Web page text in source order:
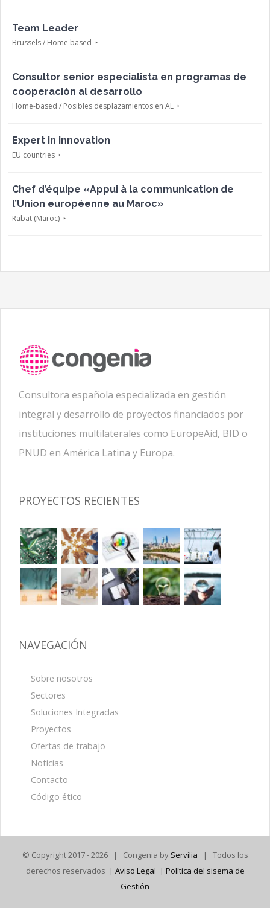
Team Leader
Brussels / Home based
Consultor senior especialista en programas de
cooperación al desarrollo
Home-based / Posibles desplazamientos en AL
Expert in innovation
EU countries
Chef d’équipe «Appui à la communication de
l’Union européenne au Maroc»
Rabat (Maroc)
Consultora española especializada en gestión
integral y desarrollo de proyectos financiados por
instituciones multilaterales como EuropeAid, BID o
PNUD en América Latina y Europa.
PROYECTOS RECIENTES
NAVEGACIÓN
Sobre nosotros
Sectores
Soluciones Integradas
Proyectos
Ofertas de trabajo
Noticias
Contacto
Código ético
© Copyright 2017 -2026 | Congenia by Servilia | Todos los
derechos reservados | Aviso Legal | Política del sisema de
Gestión